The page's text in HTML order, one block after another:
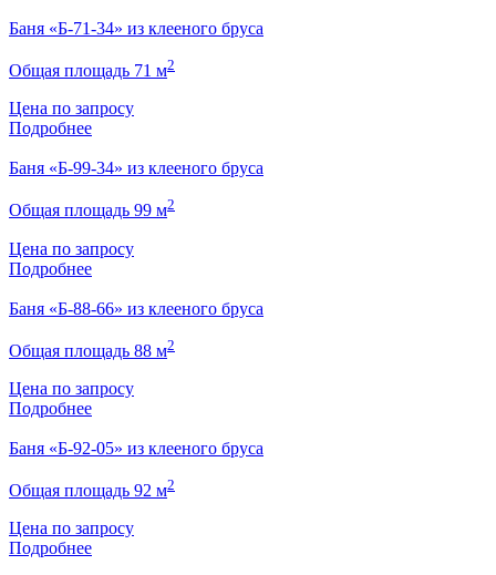
Баня «Б-71-34» из клееного бруса
Общая площадь 71 м2
Цена по запросу
Подробнее
Баня «Б-99-34» из клееного бруса
Общая площадь 99 м2
Цена по запросу
Подробнее
Баня «Б-88-66» из клееного бруса
Общая площадь 88 м2
Цена по запросу
Подробнее
Баня «Б-92-05» из клееного бруса
Общая площадь 92 м2
Цена по запросу
Подробнее